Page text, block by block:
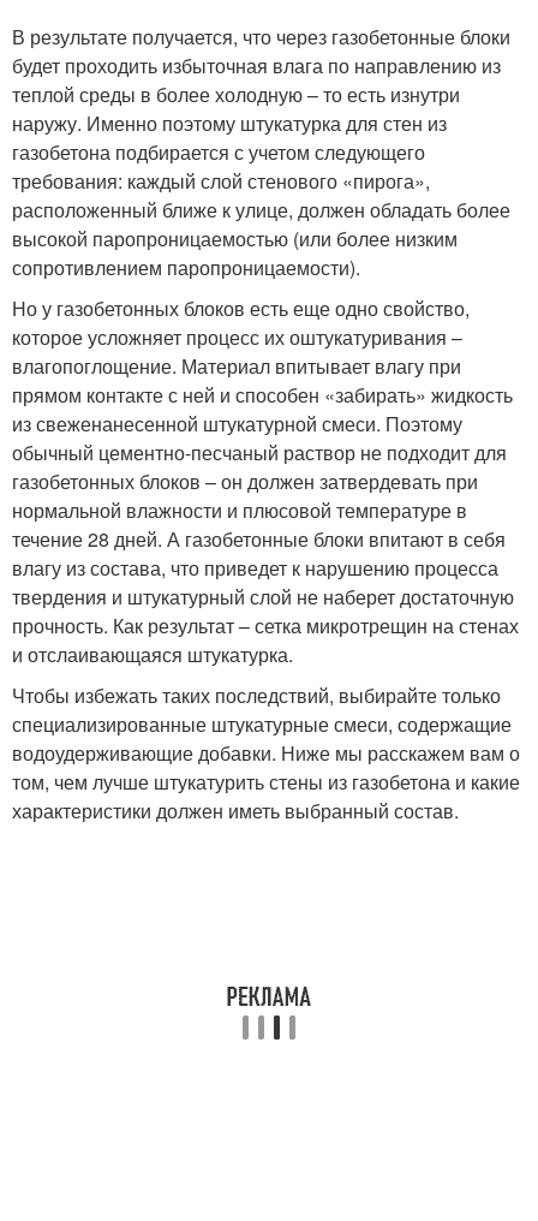
В результате получается, что через газобетонные блоки
будет проходить избыточная влага по направлению из
теплой среды в более холодную – то есть изнутри
наружу. Именно поэтому штукатурка для стен из
газобетона подбирается с учетом следующего
требования: каждый слой стенового «пирога»,
расположенный ближе к улице, должен обладать более
высокой паропроницаемостью (или более низким
сопротивлением паропроницаемости).
Но у газобетонных блоков есть еще одно свойство,
которое усложняет процесс их оштукатуривания –
влагопоглощение. Материал впитывает влагу при
прямом контакте с ней и способен «забирать» жидкость
из свеженанесенной штукатурной смеси. Поэтому
обычный цементно-песчаный раствор не подходит для
газобетонных блоков – он должен затвердевать при
нормальной влажности и плюсовой температуре в
течение 28 дней. А газобетонные блоки впитают в себя
влагу из состава, что приведет к нарушению процесса
твердения и штукатурный слой не наберет достаточную
прочность. Как результат – сетка микротрещин на стенах
и отслаивающаяся штукатурка.
Чтобы избежать таких последствий, выбирайте только
специализированные штукатурные смеси, содержащие
водоудерживающие добавки. Ниже мы расскажем вам о
том, чем лучше штукатурить стены из газобетона и какие
характеристики должен иметь выбранный состав.